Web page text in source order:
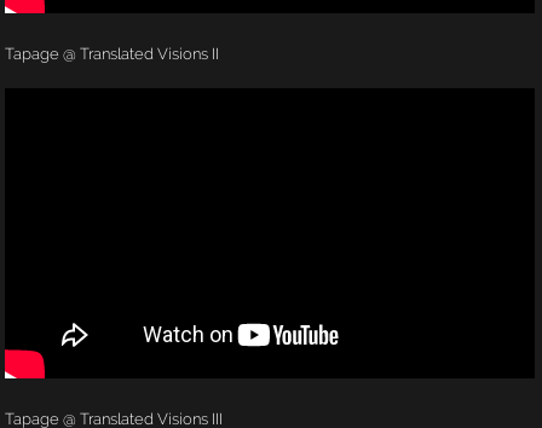
Tapage @ Translated Visions II
Tapage @ Translated Visions III